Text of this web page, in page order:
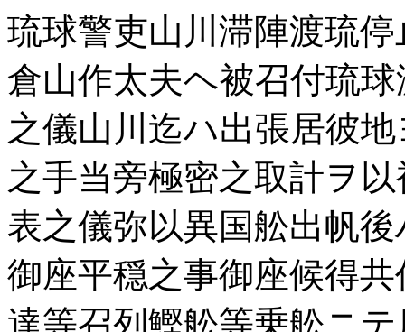
琉球警吏山川滞陣渡琉停
倉山作太夫ヘ被召付琉
之儀山川迄ハ出張居彼
之手当旁極密之取計ヲ
表之儀弥以異国舩出帆
御座平穏之事御座候得
達等召列鰹舩等乗舩ニ